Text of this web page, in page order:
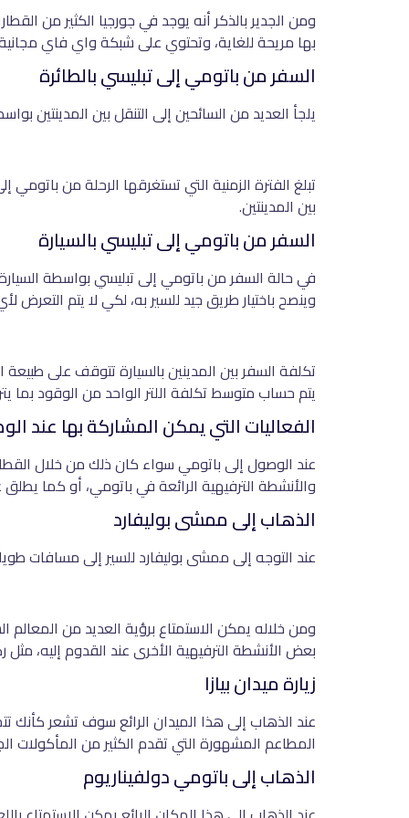
ومن الجدير بالذكر أنه يوجد في جورجيا الكثير من
بها مريحة للغاية، وتحتوي على شبكة واي فاي
السفر من باتومي إلى تبليسي بالطائرة
يلجأ العديد من السائحين إلى التنقل بين المدينتين
تبلغ الفترة الزمنية التي تستغرقها الرحلة من
بين المدينتين.
السفر من باتومي إلى تبليسي بالسيارة
وينصح باختيار طريق جيد للسير به، لكي لا يتم التعرض
تكلفة السفر بين المدينين بالسيارة تتوقف على
يتم حساب متوسط تكلفة اللتر الواحد من الوقود بما يتراوح بين 29 يورو
الفعاليات التي يمكن المشاركة بها عند
عند الوصول إلى باتومي سواء كان ذلك من خلال
والأنشطة الترفيهية الرائعة في باتومي، أو كما يطلق
الذهاب إلى ممشى بوليفارد
عند التوجه إلى ممشى بوليفارد للسير إلى مسافات طويلة عن
ومن خلاله يمكن الاستمتاع برؤية العديد من المعالم
بعض الأنشطة الترفيهية الأخرى عند القدوم إليه، مثل
زيارة ميدان بيازا
عند الذهاب إلى هذا الميدان الرائع سوف تشعر كأنك
المطاعم المشهورة التي تقدم الكثير من المأكولات
الذهاب إلى باتومي دولفيناريوم